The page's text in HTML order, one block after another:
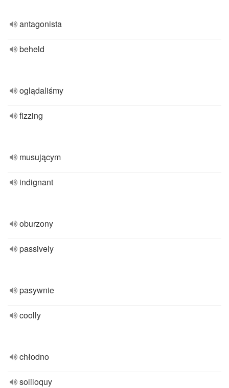
antagonista
beheld
oglądaliśmy
fizzing
musującym
indignant
oburzony
passively
pasywnie
coolly
chłodno
soliloquy